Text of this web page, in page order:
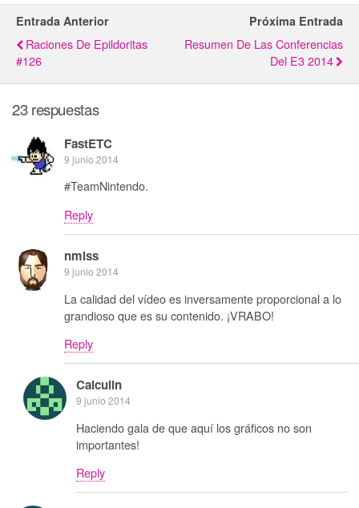
Entrada Anterior
Raciones De Epildoritas
#126
Próxima Entrada
Resumen De Las Conferencias
Del E3 2014
23 respuestas
FastETC
9 junio 2014
#TeamNintendo.
Reply
nmlss
9 junio 2014
La calidad del vídeo es inversamente proporcional a lo
grandioso que es su contenido. ¡VRABO!
Reply
Calculin
9 junio 2014
Haciendo gala de que aquí los gráficos no son
importantes!
Reply